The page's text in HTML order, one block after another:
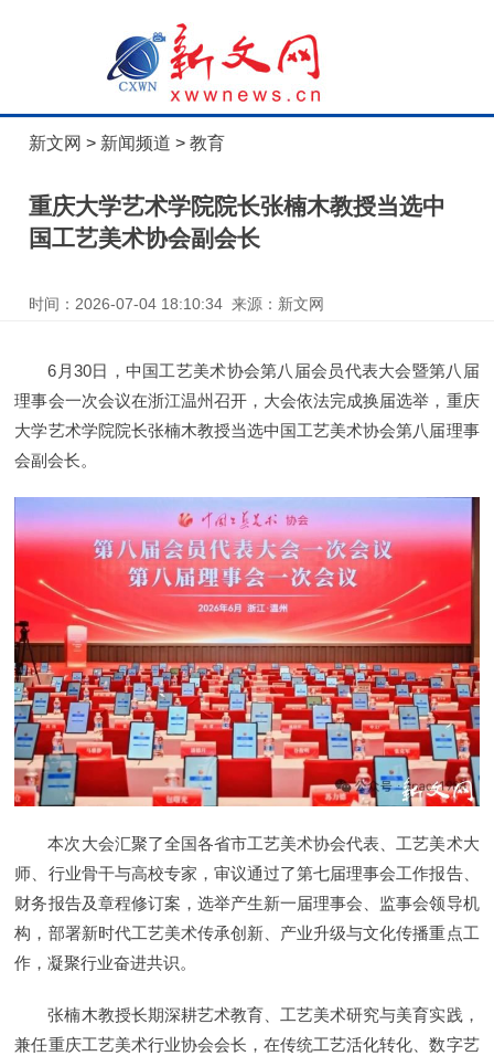
新文网 > 新闻频道 >教育
重庆大学艺术学院院长张楠木教授当选中
国工艺美术协会副会长
时间：2026-07-04 18:10:34 来源：新文网
6月30日，中国工艺美术协会第八届会员代表大会暨第八届
理事会一次会议在浙江温州召开，大会依法完成换届选举，重庆
大学艺术学院院长张楠木教授当选中国工艺美术协会第八届理事
会副会长。
本次大会汇聚了全国各省市工艺美术协会代表、工艺美术大
师、行业骨干与高校专家，审议通过了第七届理事会工作报告、
财务报告及章程修订案，选举产生新一届理事会、监事会领导机
构，部署新时代工艺美术传承创新、产业升级与文化传播重点工
作，凝聚行业奋进共识。
张楠木教授长期深耕艺术教育、工艺美术研究与美育实践，
兼任重庆工艺美术行业协会会长，在传统工艺活化转化、数字艺